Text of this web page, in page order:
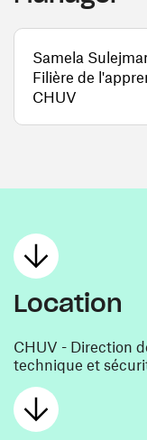
Samela
Filière de
CHUV
Location
CHUV - Direction
technique et